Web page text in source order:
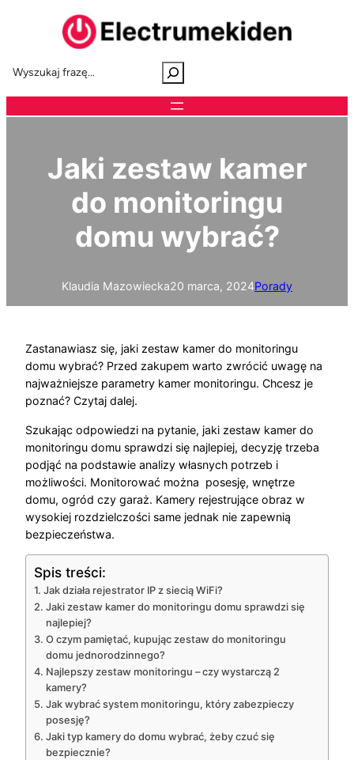
S
r
Jaki zestaw kamer
do monitoringu
domu wybrać?
Klaudia Mazowiecka20 marca, 2024Porady
Zastanawiasz się, jaki zestaw kamer do monitoringu
domu wybrać? Przed zakupem warto zwrócić uwagę na
najważniejsze parametry kamer monitoringu. Chcesz je
poznać? Czytaj dalej.
Szukając odpowiedzi na pytanie, jaki zestaw kamer do
monitoringu domu sprawdzi się najlepiej, decyzję trzeba
podjąć na podstawie analizy własnych potrzeb i
możliwości. Monitorować można posesję, wnętrze
domu, ogród czy garaż. Kamery rejestrujące obraz w
wysokiej rozdzielczości same jednak nie zapewnią
bezpieczeństwa.
Spis treści:
Jak działa rejestrator IP z siecią WiFi?
Jaki zestaw kamer do monitoringu domu sprawdzi się
najlepiej?
O czym pamiętać, kupując zestaw do monitoringu
domu jednorodzinnego?
Najlepszy zestaw monitoringu – czy wystarczą 2
kamery?
Jak wybrać system monitoringu, który zabezpieczy
posesję?
Jaki typ kamery do domu wybrać, żeby czuć się
bezpiecznie?